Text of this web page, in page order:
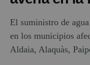
El suministro de
en los municipios
Aldaia, Alaquàs,